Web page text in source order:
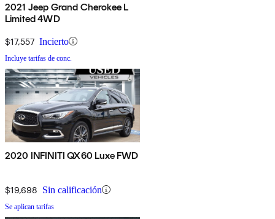
2021 Jeep Grand Cherokee L
Limited 4WD
$17,557 Incierto
Incluye tarifas de conc.
2020 INFINITI QX60 Luxe FWD
$19,698 Sin calificación
Se aplican tarifas